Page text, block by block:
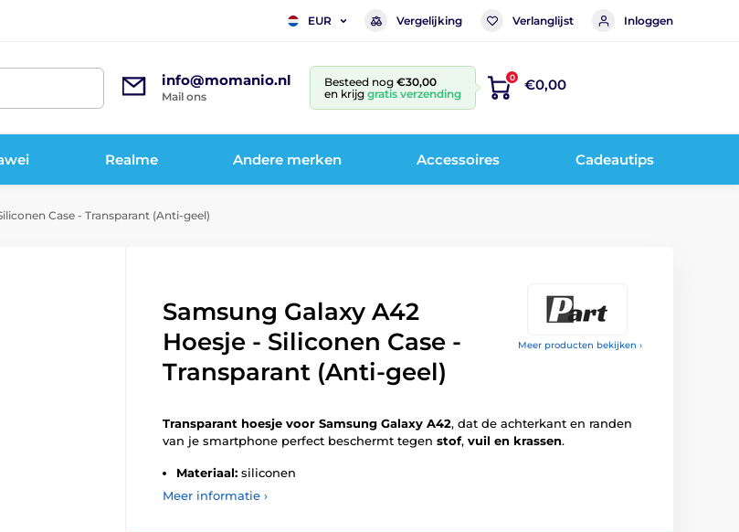
EUR Vergelijking Verlanglijst Inloggen
info@momanio.nl
Mail ons
Besteed nog €30,00
en krijg gratis verzending
0 €0,00
Realme Andere merken Accessoires Cadeautips
Case - Transparant (Anti-geel)
Meer producten bekijken ›
Samsung Galaxy A42
Hoesje - Siliconen Case -
Transparant (Anti-geel)
Transparant hoesje voor Samsung Galaxy A42, dat de achterkant en randen
van je smartphone perfect beschermt tegen stof, vuil en krassen.
Materiaal: siliconen
Meer informatie ›